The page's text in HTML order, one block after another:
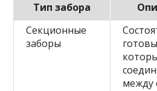
Тип забора
Секционные
заборы
между